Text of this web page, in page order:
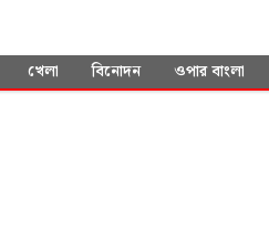
খেলা বিনোদন ওপার বাংলা